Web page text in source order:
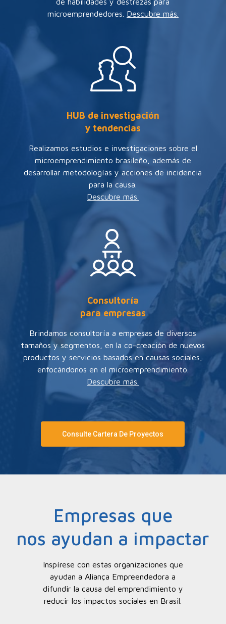
microemprendedores. Descubre más.
HUB de investigación
y tendencias
Realizamos estudios e investigaciones sobre el
microemprendimiento brasileño, además de
desarrollar metodologías y acciones de incidencia
para la causa.
Descubre más.
Consultoría
para empresas
Brindamos consultoría a empresas de diversos
tamaños y segmentos, en la co-creación de nuevos
productos y servicios basados en causas sociales,
enfocándonos en el microemprendimiento.
Descubre más.
Consulte Cartera De Proyectos
Empresas que
nos ayudan a impactar
Inspírese con estas organizaciones que
ayudan a Aliança Empreendedora a
difundir la causa del emprendimiento y
reducir los impactos sociales en Brasil.